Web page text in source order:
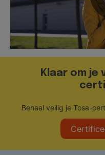
Klaar om je
Behaal veilig je Tosa-